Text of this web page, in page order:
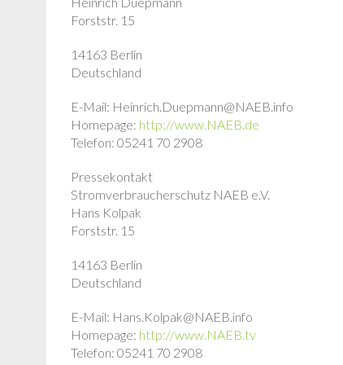
Forststr. 15
14163 Berlin
Deutschland
E-Mail: Heinrich.Duepmann@NAEB.info
Homepage: http://www.NAEB.de
Telefon: 05241 70 2908
Pressekontakt
Stromverbraucherschutz NAEB e.V.
Hans Kolpak
Forststr. 15
14163 Berlin
Deutschland
E-Mail: Hans.Kolpak@NAEB.info
Homepage: http://www.NAEB.tv
Telefon: 05241 70 2908